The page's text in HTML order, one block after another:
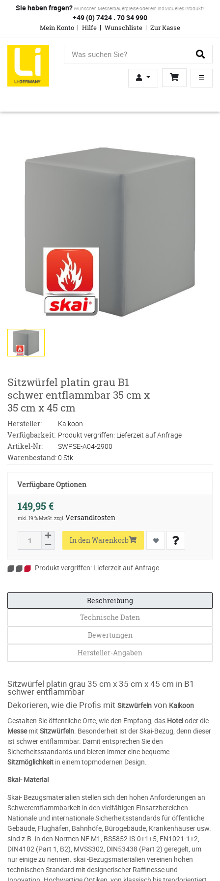
Sie haben fragen?Wünschen Messerbauerpreise oder ein individuelles Produkt?
+49 (0) 7424 . 70 34 990
Mein Konto Hilfe Wunschliste Zur Kasse
☰
Sitzwürfel platin grau B1
schwer entflammbar 35 cm x
35 cm x 45 cm
Hersteller:
Kaikoon
Verfügbarkeit: Produkt vergriffen: Lieferzeit auf Anfrage
Artikel-Nr:
SWPSE-A04-2900
Warenbestand:0 Stk.
Verfügbare Optionen
149,95 €
inkl. 19 % MwSt. zzgl.Versandkosten
In den Warenkorb
Produkt vergriffen: Lieferzeit auf Anfrage
Beschreibung
Technische Daten
Bewertungen
Hersteller-Angaben
Sitzwürfel platin grau 35 cm x 35 cm x 45 cm in B1
schwer entflammbar
Dekorieren, wie die Profis mit Sitzwürfeln von Kaikoon
Gestalten Sie öffentliche Orte, wie den Empfang, das Hoteloder die
Messemit Sitzwürfeln . Besonderheit ist der Skai-Bezug, denn dieser
ist schwer entflammbar. Damit entsprechen Sie den
Sicherheitsstandards und bieten immer eine bequeme
Sitzmöglichkeit in einem topmodernen Design.
Skai- Material
Skai- Bezugsmaterialien stellen sich den hohen Anforderungen an
Schwerentflammbarkeit in den vielfältigen Einsatzbereichen.
Nationale und internationale Sicherheitsstandards für öffentliche
Gebäude, Flughäfen, Bahnhöfe, Bürogebäude, Krankenhäuser usw.
sind z.B. in den Normen NF M1, BS5852 IS-0+1+5, EN1021-1+2,
DIN4102 (Part 1, B2), MVSS302, DIN53438 (Part 2) geregelt, um
nur einige zu nennen. skai -Bezugsmaterialien vereinen hohen
technischen Standard mit designerischer Raffinesse und